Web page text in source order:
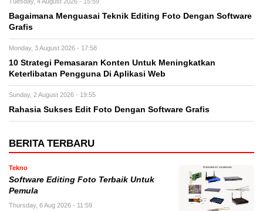
Bagaimana Menguasai Teknik Editing Foto Dengan Software
Grafis
Monday, 3 August 2026 - 17:58
10 Strategi Pemasaran Konten Untuk Meningkatkan
Keterlibatan Pengguna Di Aplikasi Web
Sunday, 2 August 2026 - 19:55
Rahasia Sukses Edit Foto Dengan Software Grafis
BERITA TERBARU
Tekno
Software Editing Foto Terbaik Untuk
Pemula
Thursday, 6 Aug 2026 - 11:59